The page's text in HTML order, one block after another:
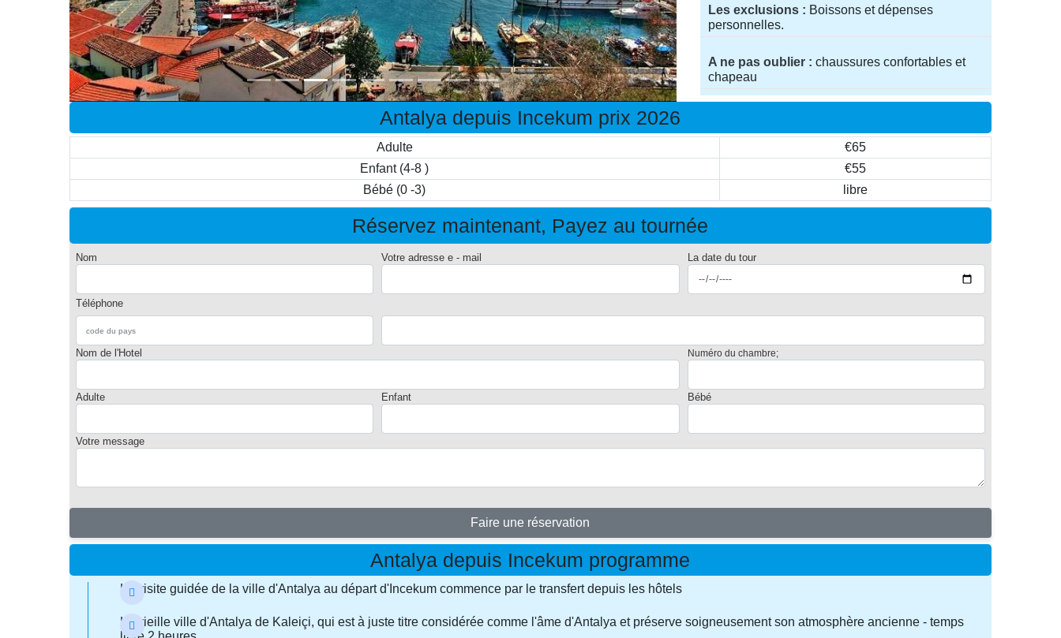
Les exclusions
Boissons et dépenses
personnelles.
A ne pas oublier
chaussures confortables et
chapeau
Antalya depuis Incekum prix 2026
Adulte
€65
Enfant (4-8 )
€55
Bébé (0 -3)
libre
Réservez maintenant, Payez au tournée
Nom Votre adresse e - mail La date du tour
Téléphone
Nom de l'Hotel Numéro du chambre;
Adulte Enfant Bébé
Votre message
Faire une réservation
Antalya depuis Incekum programme
La visite guidée de la ville d'Antalya au départ d'Incekum commence par le transfert depuis les hôtels
La vieille ville d'Antalya de Kaleiçi, qui est à juste titre considérée comme l'âme d'Antalya et préserve soigneusement son atmosphère ancienne - temps